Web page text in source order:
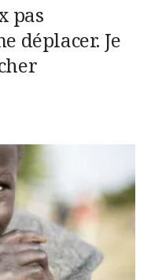
pas
déplacer. Je